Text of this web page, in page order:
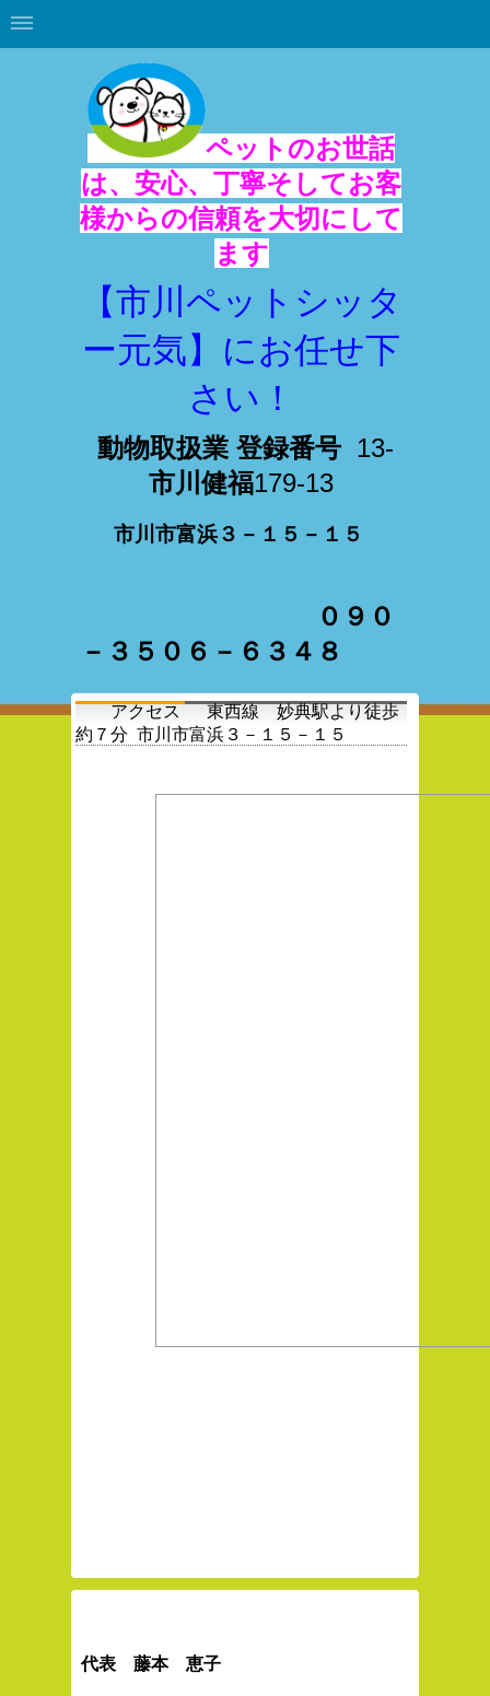
ペットのお世話
は、安心、丁寧そしてお客
様からの信頼を大切にして
ます
【市川ペットシッタ
ー元気】にお任せ下
さい！
動物取扱業 登録番号 13-
市川健福179-13
市川市富浜３－１５－１５
０９０
－３５０６－６３４８
アクセス 東西線 妙典駅より徒歩
約７分 市川市富浜３－１５－１５
代表 藤本 恵子